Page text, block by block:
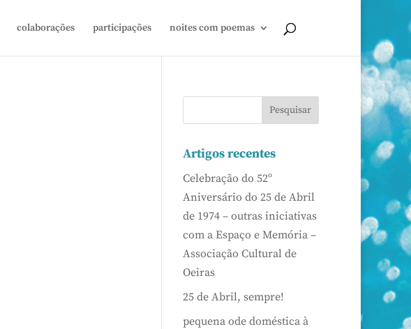
colaborações participações noites com poemas
Artigos recentes
Celebração do 52º
Aniversário do 25 de Abril
de 1974 – outras iniciativas
com a Espaço e Memória –
Associação Cultural de
Oeiras
25 de Abril, sempre!
pequena ode doméstica à